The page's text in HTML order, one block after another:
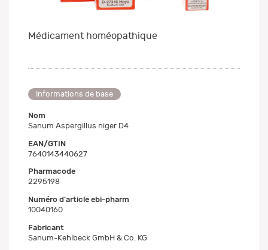
Médicament homéopathique
Informations de base
Nom
Sanum Aspergillus niger D4
EAN/GTIN
7640143440627
Pharmacode
2295198
Numéro d'article ebi-pharm
10040160
Fabricant
Sanum-Kehlbeck GmbH & Co. KG